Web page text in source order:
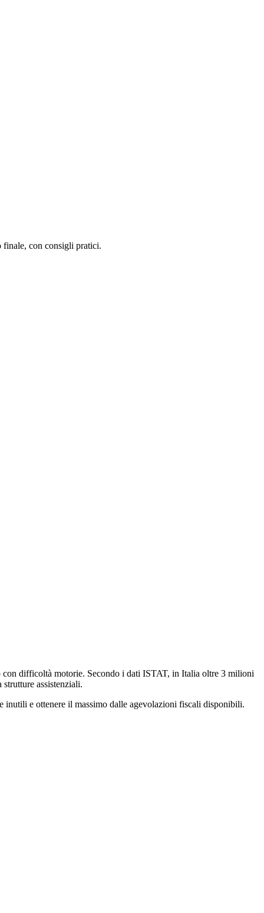
finale, con consigli pratici.
difficoltà motorie. Secondo i dati ISTAT, in Italia oltre 3 milioni
assistenziali.
inutili e ottenere il massimo dalle agevolazioni fiscali disponibili.